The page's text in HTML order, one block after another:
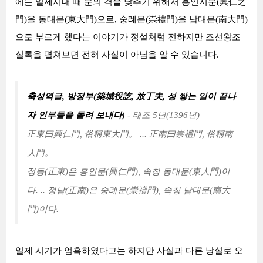
에는 일제시대 때 문의 격을 낮추기 위해서 흥인지문(興仁之
門)을 동대문(東大門)으로, 숭례문(崇禮門)을 남대문(南大門)
으로 부르게 했다는 이야기가 정설처럼 전하지만 조선왕조
실록을 펼쳐보면 전혀 사실이 아님을 알 수 있습니다.
축성역글, 방정부(築城役訖, 放丁夫, 성 쌓는 일이 끝나
자 인부들을 돌려 보내다) - 태조 5년(1396년)
正東曰興仁門, 俗稱東大門。 ... 正南曰崇禮門, 俗稱南
大門。
정동(正東)은 흥인문(興仁門), 속칭 동대문(東大門)이
다. .. 정남(正南)은 숭례문(崇禮門), 속칭 남대문(南大
門)이다.
일제 시기가 엄혹하였다고는 하지만 사실과 다른 낭설로 오